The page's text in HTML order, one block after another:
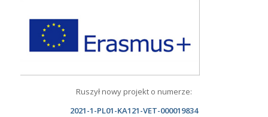
Ruszył nowy projekt o numerze:
2021-1-PL01-KA121-VET-000019834